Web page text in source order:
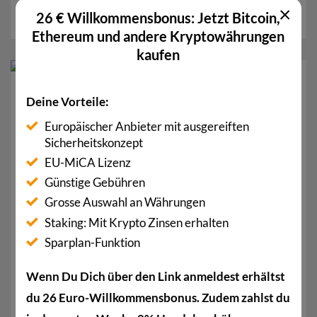
war wohl kaum abzusehen, dass es...
Was sind Kryptowährungen? Erklärung für
Kryptowährungen sind digitale Währungen, die
unabhängig von Banken und Staaten funktionieren.
26 € Willkommensbonus: Jetzt Bitcoin,
Ethereum und andere Kryptowährungen
kaufen
Deine Vorteile:
Europäischer Anbieter mit ausgereiften
Sicherheitskonzept
EU-MiCA Lizenz
Günstige Gebühren
Grosse Auswahl an Währungen
Staking: Mit Krypto Zinsen erhalten
Sparplan-Funktion
Wenn Du Dich über den Link anmeldest erhältst
du 26 Euro-Willkommensbonus. Zudem zahlst du
×